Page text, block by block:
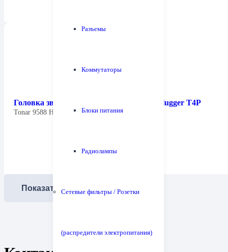
Разъемы
Коммутаторы
Блоки питания
Радиолампы
Сетевые фильтры / Розетки
(распредители электропитания)
Головка звукоснимателя Tonar 9588 H-plugger T4P
Tonar 9588 H-Plugger Cartridge — головка…
Показать еще